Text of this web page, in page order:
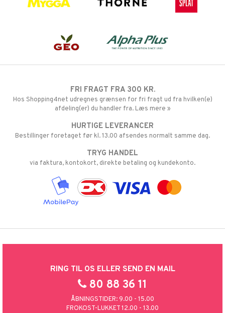
FRI FRAGT FRA 300 KR.
Hos Shopping4net udregnes grænsen for fri fragt ud fra hvilken(e)
afdeling(er) du handler fra. Læs mere »
HURTIGE LEVERANCER
Bestillinger foretaget før kl. 13.00 afsendes normalt samme dag.
TRYG HANDEL
via faktura, kontokort, direkte betaling og kundekonto.
RING TIL OS ELLER SEND EN MAIL
80 88 36 11
ÅBNINGSTIDER: 9.00 - 15.00
FROKOST-LUKKET 12.00 - 13.00